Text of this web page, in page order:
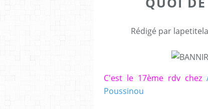
Rédigé par
C'est le 17ème rdv chez
Poussinou